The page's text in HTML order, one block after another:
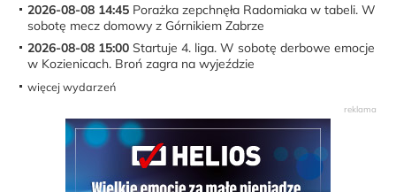
2026-08-08 14:45 Porażka zepchnęła Radomiaka w tabeli. W
sobotę mecz domowy z Górnikiem Zabrze
2026-08-08 15:00 Startuje 4. liga. W sobotę derbowe emocje
w Kozienicach. Broń zagra na wyjeździe
więcej wydarzeń